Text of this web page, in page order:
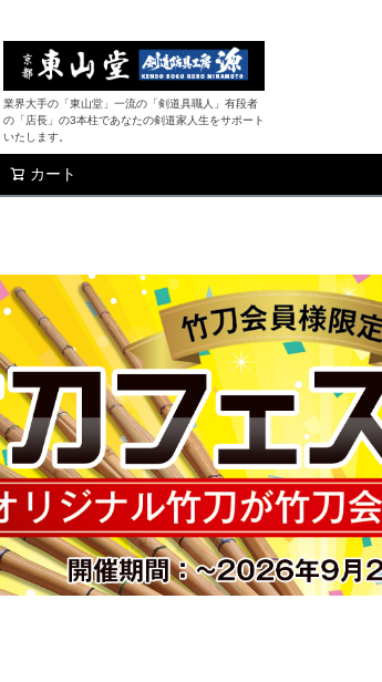
業界大手の「東山堂」一流の「剣道具職人」有段者
の「店長」の3本柱であなたの剣道家人生をサポート
いたします。
カート